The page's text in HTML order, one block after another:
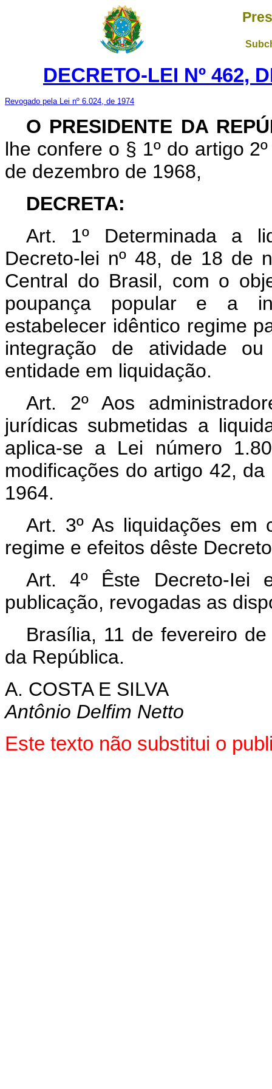
DECRETO-LEI Nº 462,
Revogado pela Lei nº 6.024, de 1974
O PRESIDENTE DA
lhe confere o § 1º do artigo
de dezembro de 1968,
DECRETA:
Art. 1º Determinada a
Decreto-lei nº 48, de 18 de
Central do Brasil, com o
poupança popular e a
estabelecer idêntico regime
integração de atividade
entidade em liquidação.
Art. 2º Aos
jurídicas submetidas a
aplica-se a Lei número
modificações do artigo 42,
1964.
Art. 3º As liquidações em
regime e efeitos dêste
Art. 4º Êste Decreto-Iei
publicação, revogadas as
Brasília, 11 de fevereiro
da República.
A. COSTA E SILVA
Antônio Delfim Netto
Este texto não substitui o